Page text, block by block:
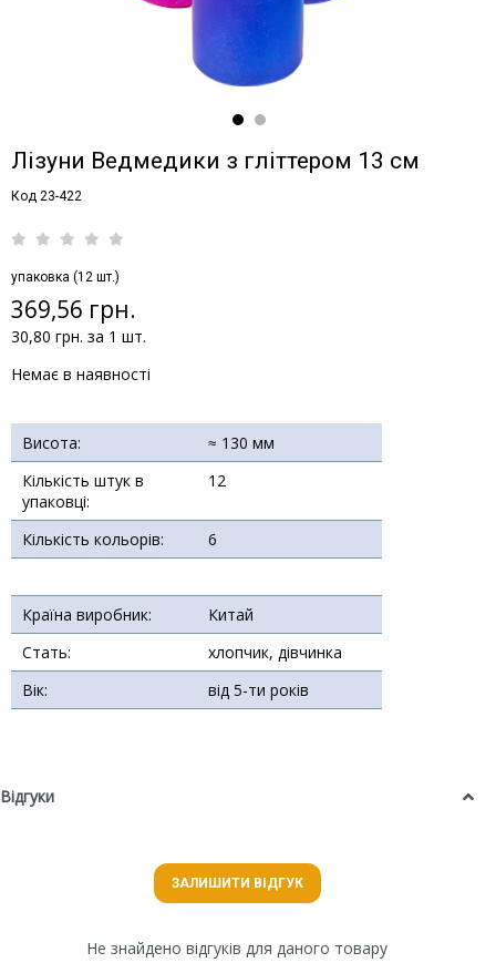
Лізуни Ведмедики з гліттером 13 см
Код 23-422
упаковка (12 шт.)
369,56 грн.
30,80 грн. за 1 шт.
Немає в наявності
Висота:
≈ 130 мм
Кількість штук в
упаковці:
12
Кількість кольорів: 6
Країна виробник:
Китай
Стать:
хлопчик, дівчинка
Вік:
від 5-ти років
Відгуки
ЗАЛИШИТИ ВІДГУК
Не знайдено відгуків для даного товару